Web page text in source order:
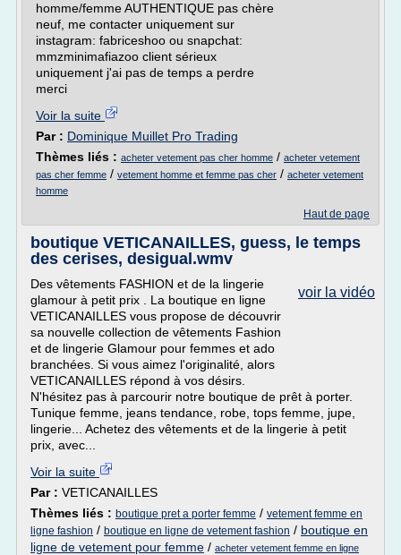
homme/femme AUTHENTIQUE pas chère
neuf, me contacter uniquement sur
instagram: fabriceshoo ou snapchat:
mmzminimafiazoo client sérieux
uniquement j'ai pas de temps a perdre
merci
Voir la suite
Par : Dominique Muillet Pro Trading
Thèmes liés : acheter vetement pas cher homme / acheter vetement
pas cher femme / vetement homme et femme pas cher / acheter vetement
homme
Haut de page
boutique VETICANAILLES, guess, le temps
des cerises, desigual.wmv
voir la vidéo
Des vêtements FASHION et de la lingerie
glamour à petit prix . La boutique en ligne
VETICANAILLES vous propose de découvrir
sa nouvelle collection de vêtements Fashion
et de lingerie Glamour pour femmes et ado
branchées. Si vous aimez l'originalité, alors
VETICANAILLES répond à vos désirs.
N'hésitez pas à parcourir notre boutique de prêt à porter.
Tunique femme, jeans tendance, robe, tops femme, jupe,
lingerie... Achetez des vêtements et de la lingerie à petit
prix, avec...
Voir la suite
Par : VETICANAILLES
Thèmes liés : boutique pret a porter femme / vetement femme en
ligne fashion / boutique en ligne de vetement fashion / boutique en
ligne de vetement pour femme / acheter vetement femme en ligne